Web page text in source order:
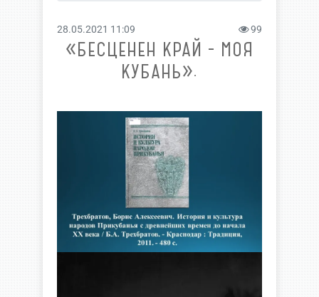
28.05.2021 11:09 99
«БЕСЦЕНЕН КРАЙ - МОЯ
КУБАНЬ».